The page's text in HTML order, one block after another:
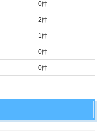
0件
2件
1件
0件
0件